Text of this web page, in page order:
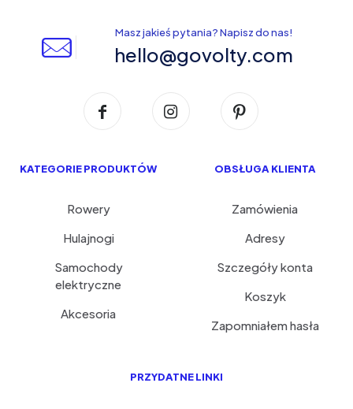
Masz jakieś pytania? Napisz do nas!
hello@govolty.com
KATEGORIE PRODUKTÓW
Rowery
Hulajnogi
Samochody
elektryczne
Akcesoria
OBSŁUGA KLIENTA
Zamówienia
Adresy
Szczegóły konta
Koszyk
Zapomniałem hasła
PRZYDATNE LINKI